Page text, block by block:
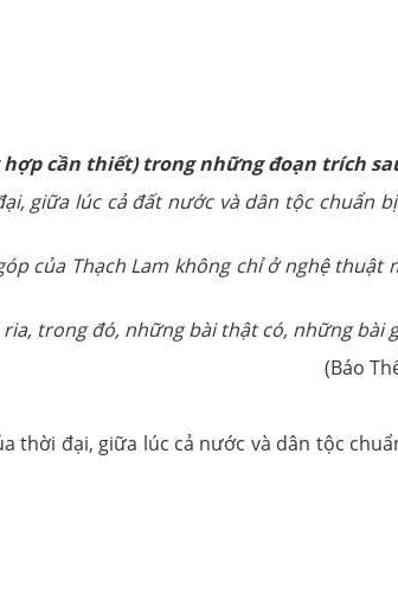
cần thiết) trong những đoạn trích
giữa lúc cả đất nước và dân tộc chuẩn
của Thạch Lam không chỉ ở nghệ thuật
trong đó, những bài thật có, những bài
(Báo
thời đại, giữa lúc cả nước và dân tộc